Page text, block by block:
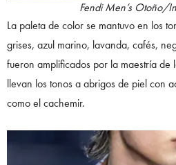
Fendi Men’s Otoño/
La paleta de color se mantuvo en los
grises, azul marino, lavanda, cafés,
fueron amplificados por la maestría de
llevan los tonos a abrigos de piel con
como el cachemir.